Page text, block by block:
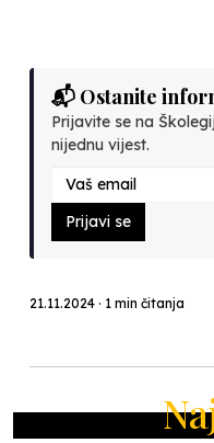
📬 Ostanite
Prijavite se na
nijednu vijest.
Prijavi se
21.11.2024 · 1 min čitanja